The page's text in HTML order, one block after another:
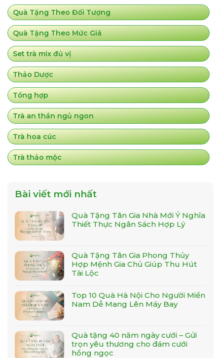
Quà Tặng Theo Đối Tượng
Quà Tặng Theo Mức Giá
Set trà mix đủ vị
Thảo Dược
Tổng hợp
Trà an thần ngủ ngon
Trà hoa cúc
Trà thảo mộc
Bài viết mới nhất
Quà Tặng Tân Gia Nhà Mới Ý Nghĩa
Thiết Thực Ngân Sách Hợp Lý
Quà Tặng Tân Gia Phong Thủy
Hợp Mệnh Gia Chủ Giúp Thu Hút
Tài Lộc
Top 10 Quà Hà Nội Cho Người Miền
Nam Dễ Mang Lên Máy Bay
Quà tặng 40 năm ngày cưới – Gửi
trọn yêu thương cho đám cưới
hồng ngọc